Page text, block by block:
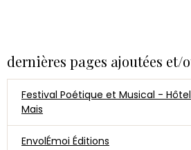
dernières pages ajoutées et/
Festival Poétique et Musical -
Mais
EnvolÉmoi Éditions